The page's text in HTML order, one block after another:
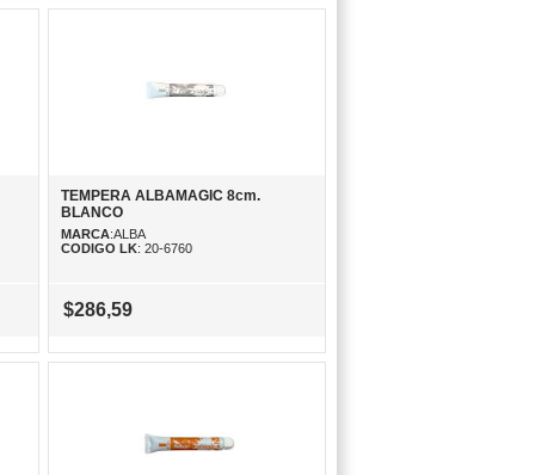
TEMPERA ALBAMAGIC 8cm.
BLANCO
MARCA:ALBA
CODIGO LK: 20-6760
$286,59